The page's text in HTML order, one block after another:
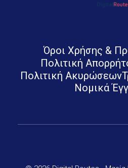
Όροι Χρήσης &
Πολιτική
Πολιτική Ακυρώσεων
Νομικά